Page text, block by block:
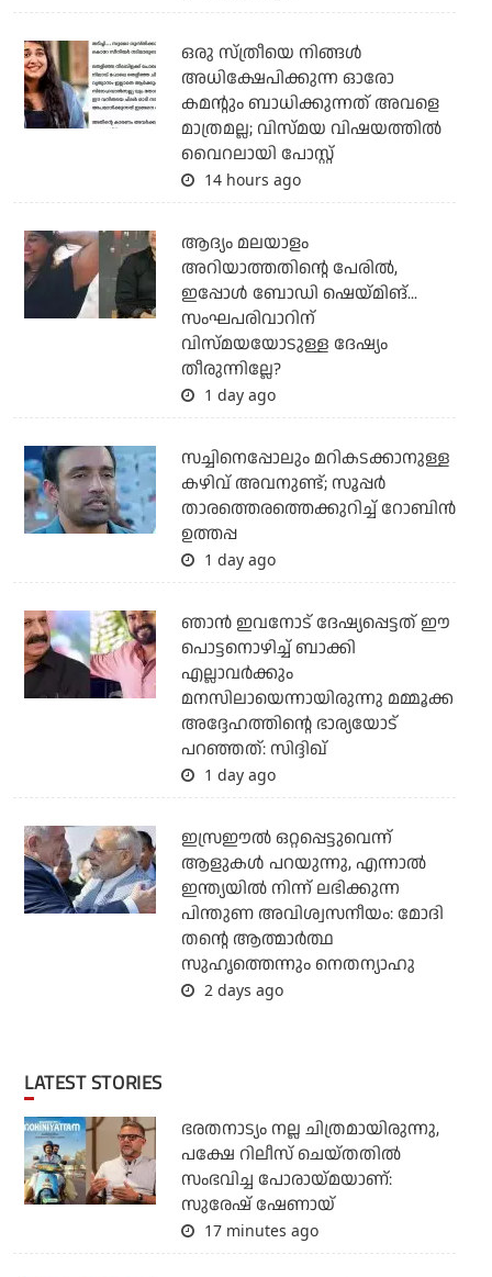
ഒരു സ്ത്രീയെ നിങ്ങള്‍
അധിക്ഷേപിക്കുന്ന ഓരോ
കമന്റും ബാധിക്കുന്നത് അവളെ
മാത്രമല്ല; വിസ്മയ വിഷയത്തില്‍
വൈറലായി പോസ്റ്റ്
14 hours ago
ആദ്യം മലയാളം
അറിയാത്തതിന്റെ പേരില്‍,
ഇപ്പോള്‍ ബോഡി ഷെയ്മിങ്...
സംഘപരിവാറിന്
വിസ്മയയോടുള്ള ദേഷ്യം
തീരുന്നില്ലേ?
1 day ago
സച്ചിനെപ്പോലും മറികടക്കാനുള്ള
കഴിവ് അവനുണ്ട്; സൂപ്പര്‍
താരത്തെരത്തെക്കുറിച്ച് റോബിന്‍
ഉത്തപ്പ
1 day ago
ഞാന്‍ ഇവനോട് ദേഷ്യപ്പെട്ടത് ഈ
പൊട്ടനൊഴിച്ച് ബാക്കി
എല്ലാവര്‍ക്കും
മനസിലായെന്നായിരുന്നു മമ്മൂക്ക
അദ്ദേഹത്തിന്റെ ഭാര്യയോട്
പറഞ്ഞത്: സിദ്ദിഖ്
1 day ago
ഇസ്രഈല്‍ ഒറ്റപ്പെട്ടുവെന്ന്
ആളുകള്‍ പറയുന്നു, എന്നാല്‍
ഇന്ത്യയില്‍ നിന്ന് ലഭിക്കുന്ന
പിന്തുണ അവിശ്വസനീയം: മോദി
തന്റെ ആത്മാര്‍ത്ഥ
സുഹൃത്തെന്നും നെതന്യാഹു
2 days ago
LATEST STORIES
ഭരതനാട്യം നല്ല ചിത്രമായിരുന്നു,
പക്ഷേ റിലീസ് ചെയ്തതില്‍
സംഭവിച്ച പോരായ്മയാണ്:
സുരേഷ് ഷേണായ്
17 minutes ago